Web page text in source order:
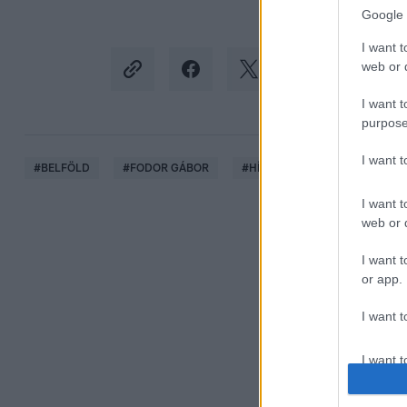
Google
I want
web or
I want
I want
I want
web or
I want
or app.
I want
I want
#BELFÖLD #FODOR GÁBOR #HÍR TV MAGYAR PÉTER